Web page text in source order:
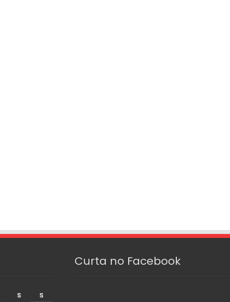
S S
Curta no Facebook